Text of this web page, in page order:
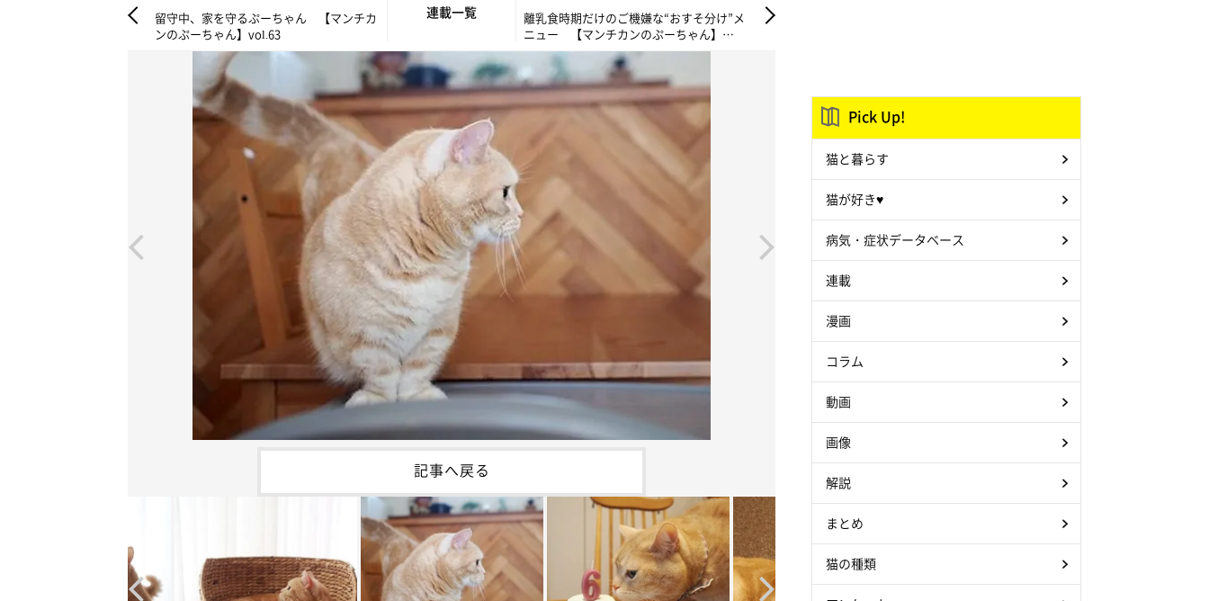
留守中、家を守るぷーちゃん 【マンチカ
ンのぷーちゃん】vol.63
連載一覧
離乳食時期だけのご機嫌な“おすそ分け”メ
ニュー 【マンチカンのぷーちゃん】
vol.65
記事へ戻る
Pick Up!
猫と暮らす
猫が好き♥
病気・症状データベース
連載
漫画
コラム
動画
画像
解説
まとめ
猫の種類